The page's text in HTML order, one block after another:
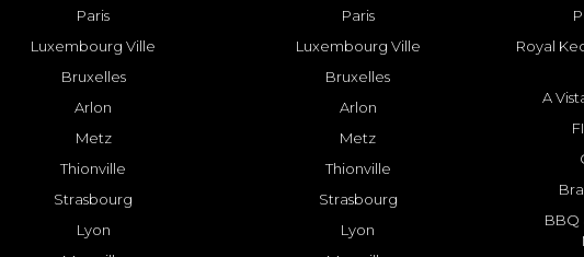
Paris
Luxembourg Ville
Bruxelles
Arlon
Metz
Thionville
Strasbourg
Lyon
Paris
Luxembourg Ville
Bruxelles
Arlon
Metz
Thionville
Strasbourg
Lyon
Royal
A
BBQ